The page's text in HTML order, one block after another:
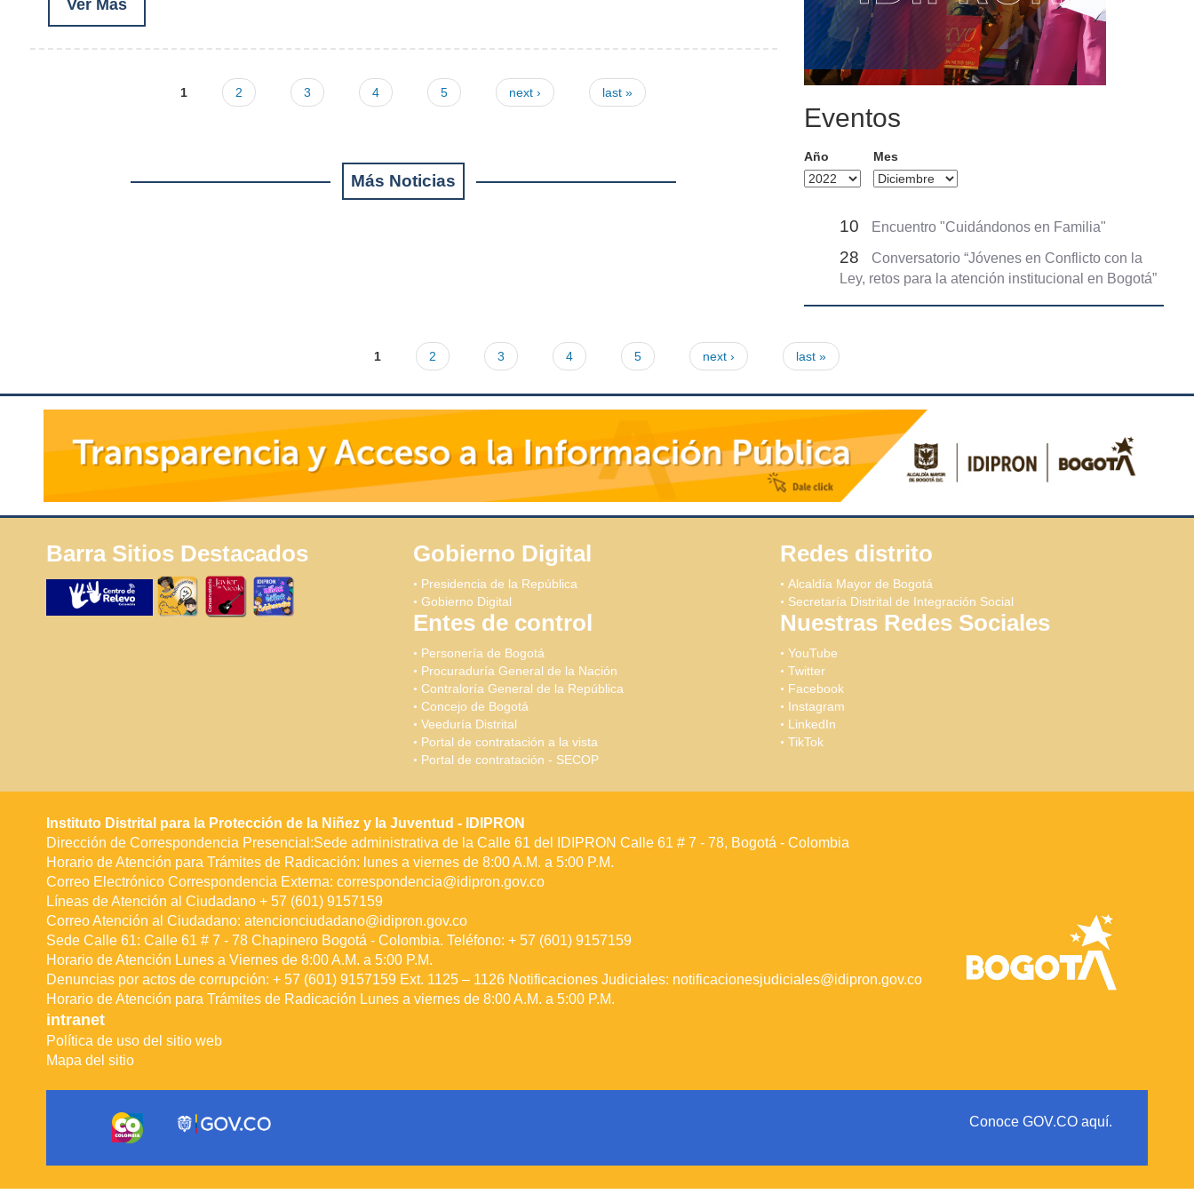
Ver Más
1 2 3 4 5 next › last »
Más Noticias
Eventos
Año Mes
10 Encuentro "Cuidándonos en Familia"
28
Conversatorio “Jóvenes en Conflicto con la
Ley, retos para la atención institucional en Bogotá”
1 2 3 4 5 next › last »
Barra Sitios Destacados Gobierno Digital
Presidencia de la República
Gobierno Digital
Redes distrito
Alcaldía Mayor de Bogotá
Secretaría Distrital de Integración Social
Entes de control
Personería de Bogotá
Procuraduría General de la Nación
Contraloría General de la República
Concejo de Bogotá
Veeduría Distrital
Portal de contratación a la vista
Portal de contratación - SECOP
Nuestras Redes Sociales
YouTube
Twitter
Facebook
Instagram
LinkedIn
TikTok
Instituto Distrital para la Protección de la Niñez y la Juventud - IDIPRON
Dirección de Correspondencia Presencial:Sede administrativa de la Calle 61 del IDIPRON Calle 61 # 7 - 78, Bogotá - Colombia
Horario de Atención para Trámites de Radicación: lunes a viernes de 8:00 A.M. a 5:00 P.M.
Correo Electrónico Correspondencia Externa: correspondencia@idipron.gov.co
Líneas de Atención al Ciudadano + 57 (601) 9157159
Correo Atención al Ciudadano: atencionciudadano@idipron.gov.co
Sede Calle 61: Calle 61 # 7 - 78 Chapinero Bogotá - Colombia. Teléfono: + 57 (601) 9157159
Horario de Atención Lunes a Viernes de 8:00 A.M. a 5:00 P.M.
Denuncias por actos de corrupción: + 57 (601) 9157159 Ext. 1125 – 1126 Notificaciones Judiciales: notificacionesjudiciales@idipron.gov.co
Horario de Atención para Trámites de Radicación Lunes a viernes de 8:00 A.M. a 5:00 P.M.
intranet
Política de uso del sitio web
Mapa del sitio
Conoce GOV.CO aquí.